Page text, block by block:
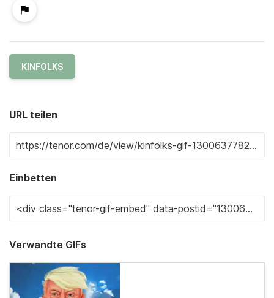
KINFOLKS
URL teilen
Einbetten
Verwandte GIFs